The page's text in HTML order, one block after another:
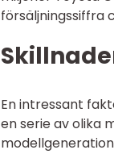
försäljningssiffra
En intressant
en serie av olika